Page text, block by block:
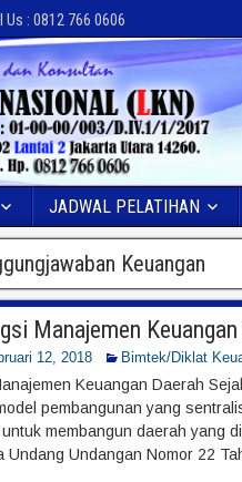
Us : 0812 766 0606
JADWAL PELATIHAN
Keuangan
Manajemen
12, 2018 Bimtek/Diklat
Keuangan Daerah
pembangunan yang
membangun daerah yang
Undang Undangan Nomor 22